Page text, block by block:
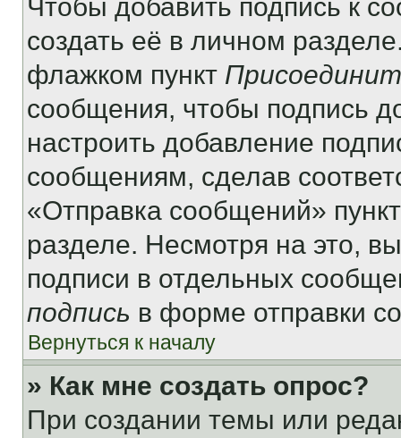
Чтобы добавить подпись к
создать её в личном
флажком пункт
сообщения, чтобы подпись
настроить добавление
сообщениям, сделав
«Отправка сообщений»
разделе. Несмотря на это,
подписи в отдельных
подпись в форме отправки
Вернуться к началу
» Как мне создать опрос?
При создании темы или